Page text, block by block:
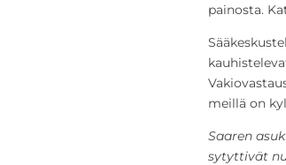
painosta.
meillä on
Saaren
sytyttivät